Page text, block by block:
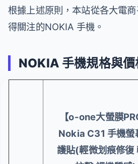
根據上述原則，本站從各大電
得關注的NOKIA 手機。
NOKIA 手機規格與價
【o-one大螢膜
Nokia C31 手機螢
護貼(輕微划痕修復